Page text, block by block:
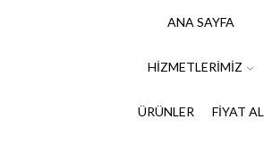
ANA SAYFA
HIZMETLERIMIZ
ÜRÜNLER FIYAT AL